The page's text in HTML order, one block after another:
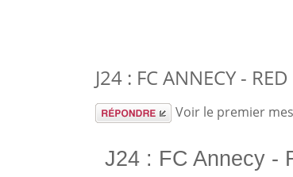
J24 : FC ANNECY - RED
Répondre Voir le premier
J24 : FC Annecy -